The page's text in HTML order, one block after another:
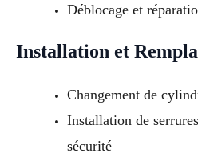
Déblocage et
Installation et
Changement de
Installation de
sécurité